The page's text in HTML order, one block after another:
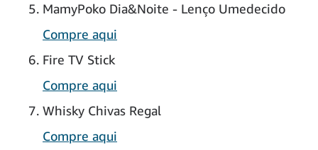
MamyPoko Dia&Noite - Lenço Umedecido
Compre aqui
Fire TV Stick
Compre aqui
Whisky Chivas Regal
Compre aqui